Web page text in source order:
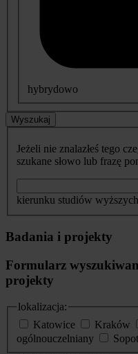
hybrydowo
Wyszukaj
Jeżeli nie znalazłeś tego
szukane słowo lub frazę
kierunku studiów
Badania i projekty
Formularz
projekty
lokalizacja:
Katowice
Kraków
ogólnouczelniany
Sopot